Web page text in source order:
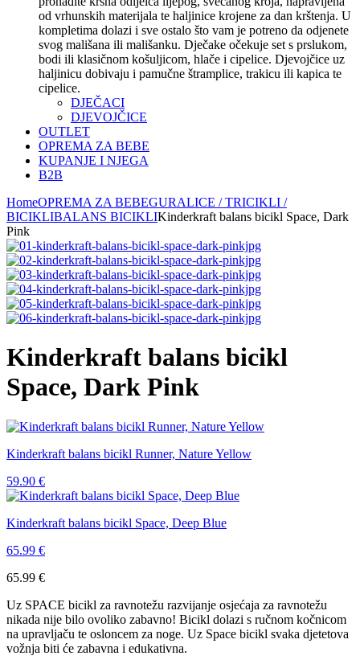
od vrhunskih materijala te haljinice krojene za dan krštenja. U
kompletima dolazi i sve ostalo što vam je potreno da odjenete
svog mališana ili mališanku. Dječake očekuje set s prslukom,
bodi ili klasičnom košuljicom, hlače i cipelice. Djevojčice uz
haljinicu dobivaju i pamučne štramplice, trakicu ili kapica te
cipelice.
DJEČACI
DJEVOJČICE
OUTLET
OPREMA ZA BEBE
KUPANJE I NJEGA
B2B
HomeOPREMA ZA BEBEGURALICE / TRICIKLI /
BICIKLIBALANS BICIKLIKinderkraft balans bicikl Space, Dark
Pink
Kinderkraft balans bicikl
Space, Dark Pink
Kinderkraft balans bicikl Runner, Nature Yellow
59.90 €
Kinderkraft balans bicikl Space, Deep Blue
65.99 €
65.99 €
Uz SPACE bicikl za ravnotežu razvijanje osjećaja za ravnotežu
nikada nije bilo ovoliko zabavno! Bicikl dolazi s ručnom kočnicom
na upravljaču te osloncem za noge. Uz Space bicikl svaka djetetova
vožnja biti će zabavna i edukativna.